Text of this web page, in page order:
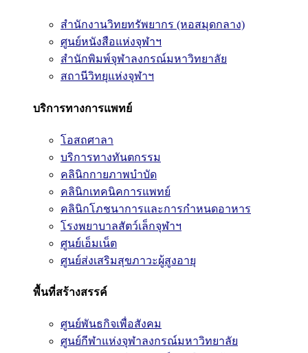
สำนักงานวิทยทรัพยากร (หอสมุดกลาง)
ศูนย์หนังสือแห่งจุฬาฯ
สำนักพิมพ์จุฬาลงกรณ์มหาวิทยาลัย
สถานีวิทยุแห่งจุฬาฯ
บริการทางการแพทย์
โอสถศาลา
บริการทางทันตกรรม
คลินิกกายภาพบำบัด
คลินิกเทคนิคการแพทย์
คลินิกโภชนาการและการกำหนดอาหาร
โรงพยาบาลสัตว์เล็กจุฬาฯ
ศูนย์เอ็มเน็ต
ศูนย์ส่งเสริมสุขภาวะผู้สูงอายุ
พื้นที่สร้างสรรค์
ศูนย์พันธกิจเพื่อสังคม
ศูนย์กีฬาแห่งจุฬาลงกรณ์มหาวิทยาลัย